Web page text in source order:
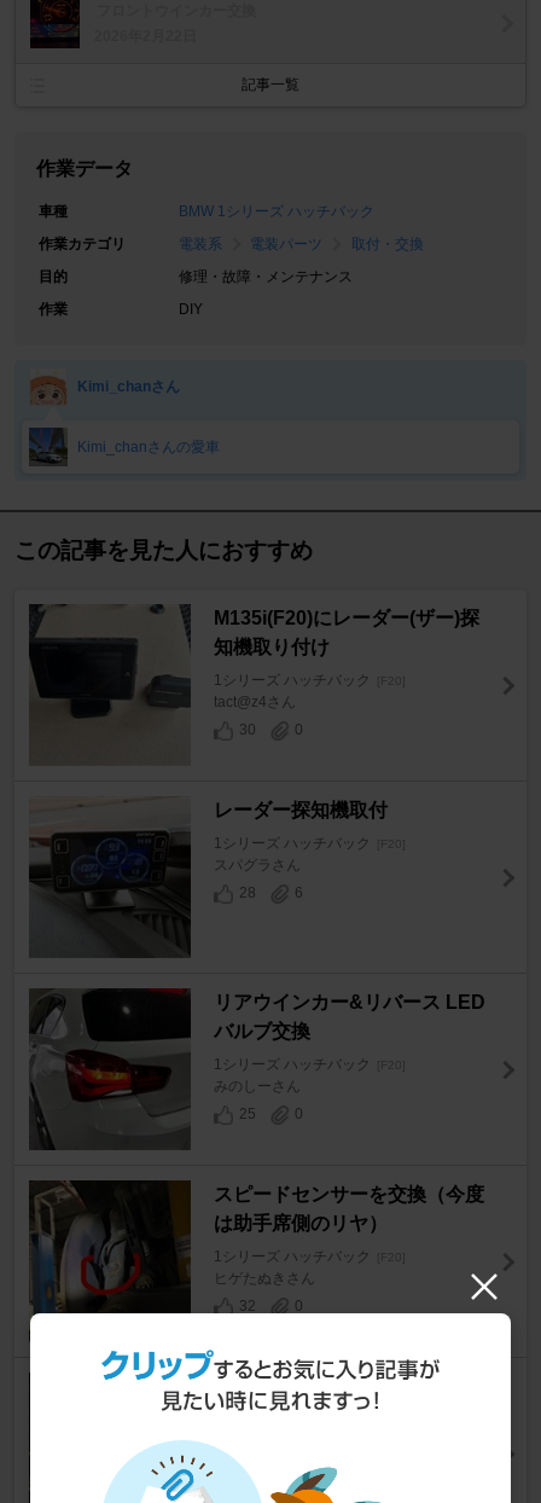
記事一覧
作業データ
車種
BMW 1シリーズ ハッチバック
作業カテゴリ
電装系 電装パーツ
取付・交換
目的
修理・故障・メンテナンス
作業
DIY
Kimi_chanさん
Kimi_chanさんの愛車
この記事を見た人におすすめ
M135i(F20)にレーダー(ザー)探
知機取り付け
1シリーズ ハッチバック [F20]
tact@z4さん
30
0
レーダー探知機取付
1シリーズ ハッチバック [F20]
スパグラさん
28
6
リアウインカー&リバース LED
バルブ交換
1シリーズ ハッチバック [F20]
みのしーさん
25
0
スピードセンサーを交換（今度
は助手席側のリヤ）
1シリーズ ハッチバック [F20]
ヒゲたぬきさん
32
0
エアコンパネル交換
15